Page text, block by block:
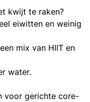
kwijt te raken?
eiwitten en weinig
mix van HIIT en
water.
voor gerichte core-